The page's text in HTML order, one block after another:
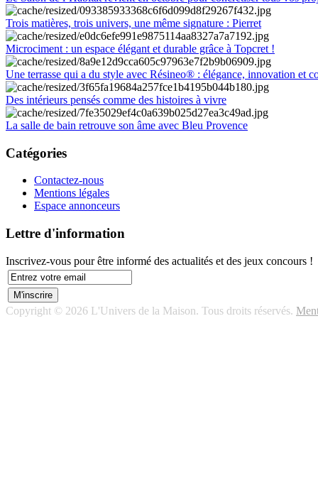
Trois matières, trois univers, une même signature : Pierret
Microciment : un espace élégant et durable grâce à Topcret !
Une terrasse qui a du style avec Résineo® : élégance, innovation et
Des intérieurs pensés comme des histoires à vivre
La salle de bain retrouve son âme avec Bleu Provence
Catégories
Contactez-nous
Mentions légales
Espace annonceurs
Lettre d'information
Inscrivez-vous pour être informé des actualités et des jeux concours !
Copyright © 2026 L'Univers de la Maison. Tous droits réservés.